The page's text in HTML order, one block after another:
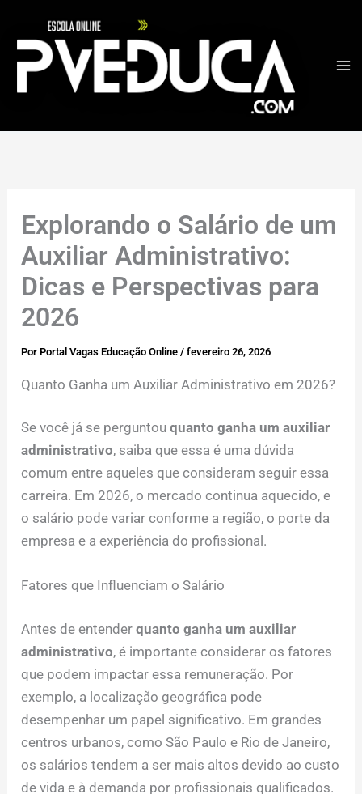
Explorando o Salário de um
Auxiliar Administrativo:
Dicas e Perspectivas para
2026
PorPortal Vagas Educação Online/fevereiro 26, 2026
Quanto Ganha um Auxiliar Administrativo em 2026?
Se você já se perguntouquanto ganha um auxiliar
administrativo, saiba que essa é uma dúvida
comum entre aqueles que consideram seguir essa
carreira. Em 2026, o mercado continua aquecido, e
o salário pode variar conforme a região, o porte da
empresa e a experiência do profissional.
Fatores que Influenciam o Salário
Antes de entenderquanto ganha um auxiliar
administrativo, é importante considerar os fatores
que podem impactar essa remuneração. Por
exemplo, a localização geográfica pode
desempenhar um papel significativo. Em grandes
centros urbanos, como São Paulo e Rio de Janeiro,
os salários tendem a ser mais altos devido ao custo
de vida e à demanda por profissionais qualificados.